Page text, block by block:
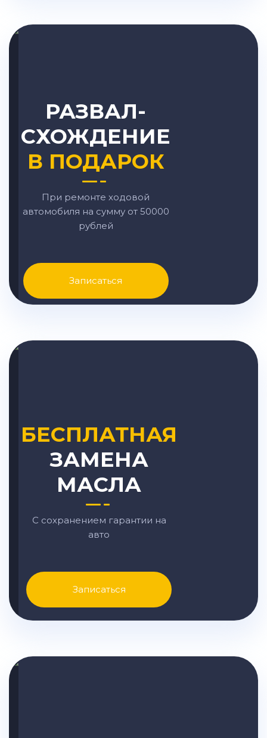
РАЗВАЛ-
СХОЖДЕНИЕ
В ПОДАРОК
При ремонте ходовой
автомобиля на сумму от 50000
рублей
Записаться
БЕСПЛАТНАЯ
ЗАМЕНА
МАСЛА
С сохранением гарантии на
авто
Записаться